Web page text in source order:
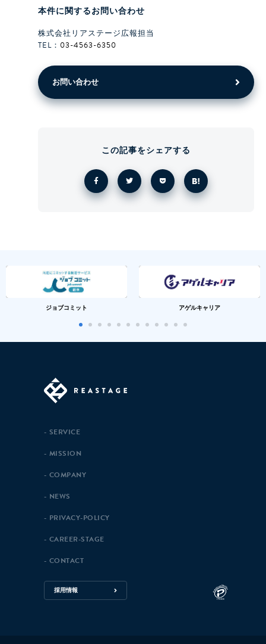
本件に関するお問い合わせ
株式会社リアステージ広報担当
TEL： 03-4563-6350
お問い合わせ
この記事をシェアする
ジョブコミット アゲルキャリア
SERVICE
MISSION
COMPANY
NEWS
PRIVACY-POLICY
CAREER-STAGE
CONTACT
採用情報